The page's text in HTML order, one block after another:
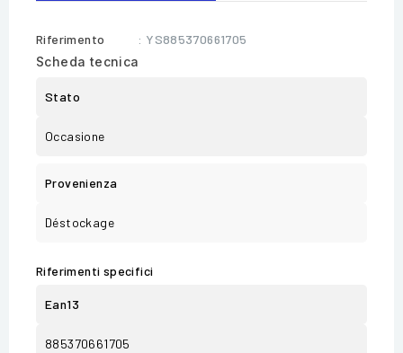
Riferimento
: YS885370661705
Scheda tecnica
Stato
Occasione
Provenienza
Déstockage
Riferimenti specifici
Ean13
885370661705